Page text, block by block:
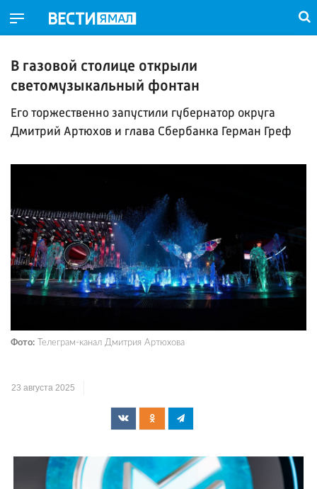
В газовой столице открыли
светомузыкальный фонтан
Его торжественно запустили губернатор округа
Дмитрий Артюхов и глава Сбербанка Герман Греф
Фото: Телеграм-канал Дмитрия Артюхова
23 августа 2025